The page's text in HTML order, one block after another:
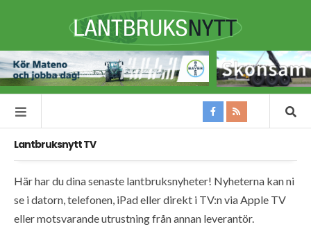
Lantbruksnytt TV
Här har du dina senaste lantbruksnyheter! Nyheterna kan ni
se i datorn, telefonen, iPad eller direkt i TV:n via Apple TV
eller motsvarande utrustning från annan leverantör.